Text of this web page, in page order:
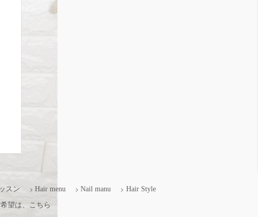
スン Hair menu Nail manu Hair Style
望は、こちら